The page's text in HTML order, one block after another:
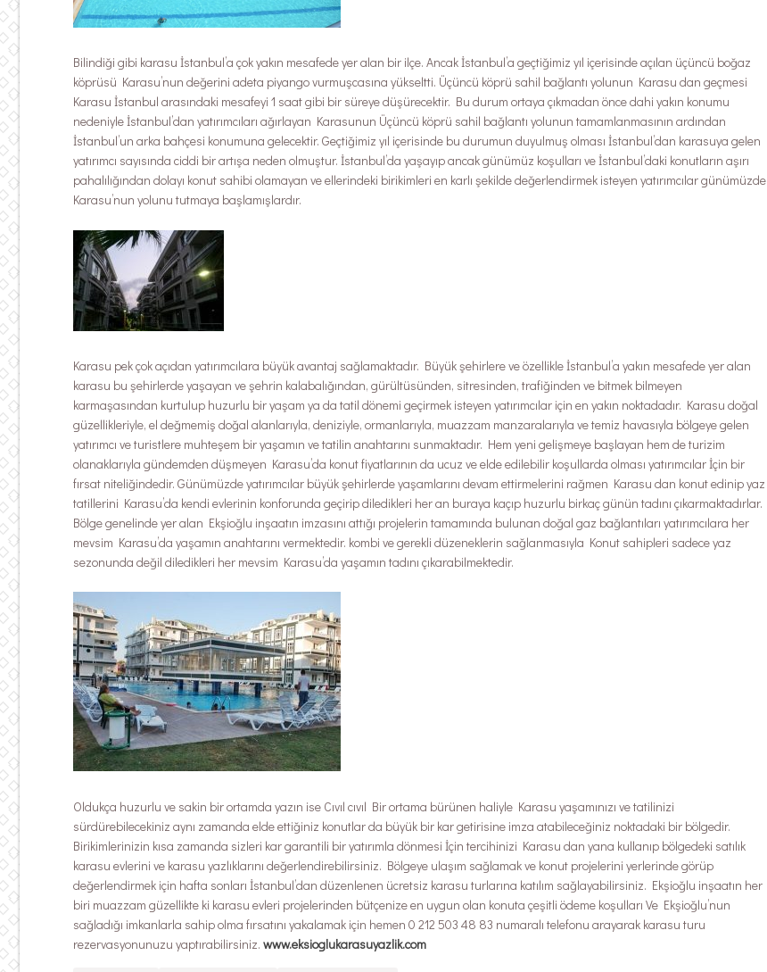
Bilindiği gibi karasu İstanbul’a çok yakın mesafede yer alan bir ilçe. Ancak İstanbul’a geçtiğimiz yıl içerisinde açılan üçüncü boğaz
köprüsü Karasu’nun değerini adeta piyango vurmuşcasına yükseltti. Üçüncü köprü sahil bağlantı yolunun Karasu dan geçmesi
Karasu İstanbul arasındaki mesafeyi 1 saat gibi bir süreye düşürecektir. Bu durum ortaya çıkmadan önce dahi yakın konumu
nedeniyle İstanbul’dan yatırımcıları ağırlayan Karasunun Üçüncü köprü sahil bağlantı yolunun tamamlanmasının ardından
İstanbul’un arka bahçesi konumuna gelecektir. Geçtiğimiz yıl içerisinde bu durumun duyulmuş olması İstanbul’dan karasuya gelen
yatırımcı sayısında ciddi bir artışa neden olmuştur. İstanbul’da yaşayıp ancak günümüz koşulları ve İstanbul’daki konutların aşırı
pahalılığından dolayı konut sahibi olamayan ve ellerindeki birikimleri en karlı şekilde değerlendirmek isteyen yatırımcılar günümüzde
Karasu’nun yolunu tutmaya başlamışlardır.
Karasu pek çok açıdan yatırımcılara büyük avantaj sağlamaktadır. Büyük şehirlere ve özellikle İstanbul’a yakın mesafede yer alan
karasu bu şehirlerde yaşayan ve şehrin kalabalığından, gürültüsünden, sitresinden, trafiğinden ve bitmek bilmeyen
karmaşasından kurtulup huzurlu bir yaşam ya da tatil dönemi geçirmek isteyen yatırımcılar için en yakın noktadadır. Karasu doğal
güzellikleriyle, el değmemiş doğal alanlarıyla, deniziyle, ormanlarıyla, muazzam manzaralarıyla ve temiz havasıyla bölgeye gelen
yatırımcı ve turistlere muhteşem bir yaşamın ve tatilin anahtarını sunmaktadır. Hem yeni gelişmeye başlayan hem de turizim
olanaklarıyla gündemden düşmeyen Karasu’da konut fiyatlarının da ucuz ve elde edilebilir koşullarda olması yatırımcılar İçin bir
fırsat niteliğindedir. Günümüzde yatırımcılar büyük şehirlerde yaşamlarını devam ettirmelerini rağmen Karasu dan konut edinip yaz
tatillerini Karasu’da kendi evlerinin konforunda geçirip diledikleri her an buraya kaçıp huzurlu birkaç günün tadını çıkarmaktadırlar.
Bölge genelinde yer alan Ekşioğlu inşaatın imzasını attığı projelerin tamamında bulunan doğal gaz bağlantıları yatırımcılara her
mevsim Karasu’da yaşamın anahtarını vermektedir. kombi ve gerekli düzeneklerin sağlanmasıyla Konut sahipleri sadece yaz
sezonunda değil diledikleri her mevsim Karasu’da yaşamın tadını çıkarabilmektedir.
Oldukça huzurlu ve sakin bir ortamda yazın ise Cıvıl cıvıl Bir ortama bürünen haliyle Karasu yaşamınızı ve tatilinizi
sürdürebilecekiniz aynı zamanda elde ettiğiniz konutlar da büyük bir kar getirisine imza atabileceğiniz noktadaki bir bölgedir.
Birikimlerinizin kısa zamanda sizleri kar garantili bir yatırımla dönmesi İçin tercihinizi Karasu dan yana kullanıp bölgedeki satılık
karasu evlerini ve karasu yazlıklarını değerlendirebilirsiniz. Bölgeye ulaşım sağlamak ve konut projelerini yerlerinde görüp
değerlendirmek için hafta sonları İstanbul’dan düzenlenen ücretsiz karasu turlarına katılım sağlayabilirsiniz. Ekşioğlu inşaatın her
biri muazzam güzellikte ki karasu evleri projelerinden bütçenize en uygun olan konuta çeşitli ödeme koşulları Ve Ekşioğlu’nun
sağladığı imkanlarla sahip olma fırsatını yakalamak için hemen 0 212 503 48 83 numaralı telefonu arayarak karasu turu
rezervasyonunuzu yaptırabilirsiniz. www.eksioglukarasuyazlik.com